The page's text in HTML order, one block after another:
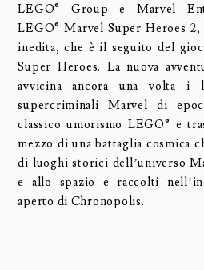
LEGO® Group e Marvel
LEGO® Marvel Super Heroes 2,
inedita, che è il seguito del
Super Heroes. La nuova
avvicina ancora una volta i
supercriminali Marvel di
classico umorismo LEGO® e
mezzo di una battaglia cosmica
di luoghi storici dell’universo
e allo spazio e raccolti
aperto di Chronopolis.